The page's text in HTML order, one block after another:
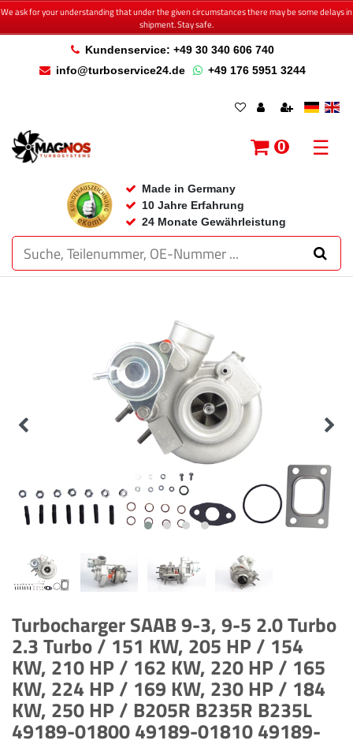
We ask for your understanding that under the given circumstances there may be some delays in
shipment. Stay safe.
Kundenservice: +49 30 340 606 740
info@turboservice24.de
+49 176 5951 3244
Made in Germany
10 Jahre Erfahrung
24 Monate Gewährleistung
0 ☰
Turbocharger SAAB 9-3, 9-5 2.0 Turbo
2.3 Turbo / 151 KW, 205 HP / 154
KW, 210 HP / 162 KW, 220 HP / 165
KW, 224 HP / 169 KW, 230 HP / 184
KW, 250 HP / B205R B235R B235L
49189-01800 49189-01810 49189-